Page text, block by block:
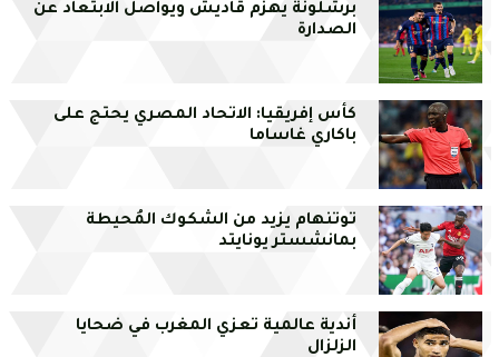
برشلونة يهزم قاديش ويواصل الابتعاد عن
الصدارة
كأس إفريقيا: الاتحاد المصري يحتج على
باكاري غاساما
توتنهام يزيد من الشكوك المُحيطة
بمانشستر يونايتد
أندية عالمية تعزي المغرب في ضحايا
الزلزال